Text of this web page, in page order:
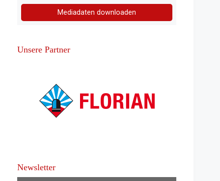
Mediadaten downloaden
Unsere Partner
Newsletter